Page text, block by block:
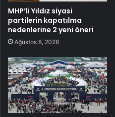
MHP’li Yıldız siyasi
partilerin kapatılma
nedenlerine 2 yeni öneri
Ağustos 8, 2026